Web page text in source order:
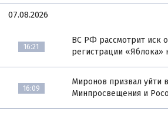
07.08.2026
16:21
ВС РФ рассмотрит иск
регистрации «Яблока»
16:09
Миронов призвал уйти в
Минпросвещения и